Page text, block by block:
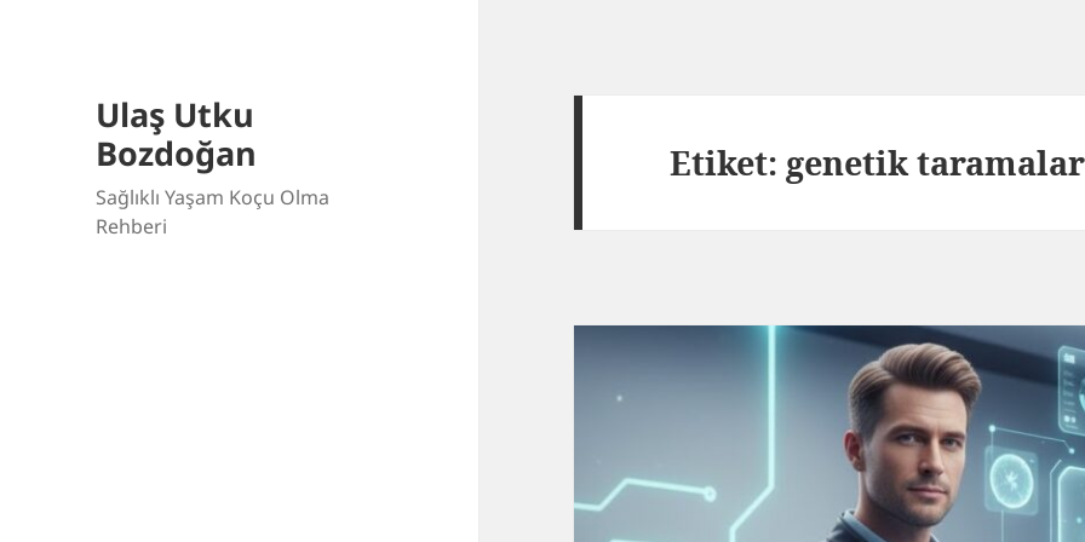
Ulaş Utku
Bozdoğan
Sağlıklı Yaşam Koçu Olma
Rehberi
Etiket: genetik taramalar